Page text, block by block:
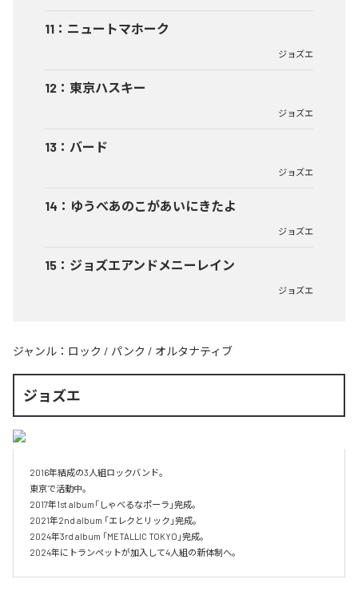
11 ： ニュートマホーク
ジョズエ
12 ： 東京ハスキー
ジョズエ
13 ： バード
ジョズエ
14 ： ゆうべあのこがあいにきたよ
ジョズエ
15 ： ジョズエアンドメニーレイン
ジョズエ
ジャンル： ロック / パンク / オルタナティブ
ジョズエ
2016年結成の3人組ロックバンド。
東京で活動中。
2017年1st album「しゃべるなポーラ」完成。
2021年2nd album 「エレクとリック」完成。
2024年3rd album 「METALLIC TOKYO」完成。
2024年にトランペットが加入して4人組の新体制へ。